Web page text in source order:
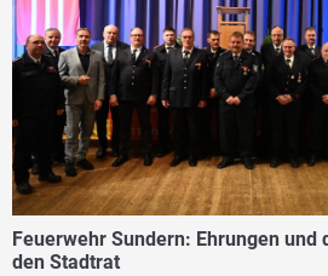
Feuerwehr Sundern: Ehrungen
den Stadtrat